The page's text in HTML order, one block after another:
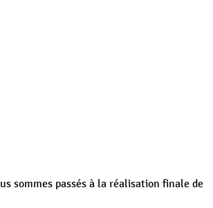
sommes passés à la réalisation finale de